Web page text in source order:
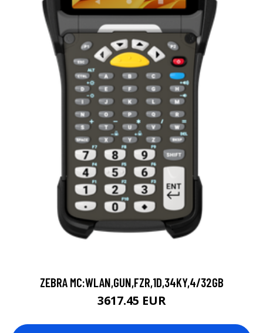
ZEBRA MC:WLAN,GUN,FZR,1D,34KY,4/32GB
3617.45 EUR